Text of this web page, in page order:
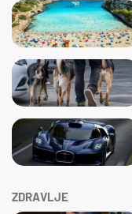
ZDRAVLJE